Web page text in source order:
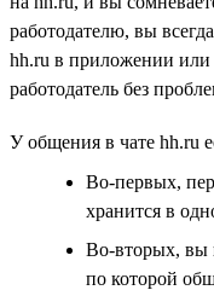
работодателю, вы
hh.ru в приложении или
работодатель без
У общения в чате hh.ru
Во-первых,
хранится в
Во-вторых, вы
по которой